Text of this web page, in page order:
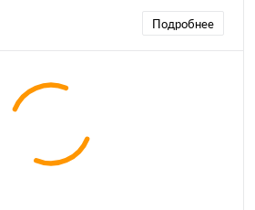
Подробнее